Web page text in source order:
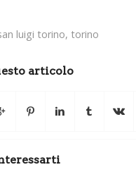
luigi torino, torino
articolo